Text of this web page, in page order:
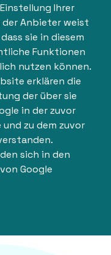
Ihrer
Anbieter weist
sie in diesem
Funktionen
nutzen können.
erklären die
der über sie
in der zuvor
zu dem zuvor
sich in den
Google